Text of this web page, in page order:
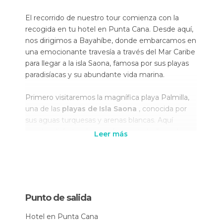
El recorrido de nuestro tour comienza con la
recogida en tu hotel en Punta Cana. Desde aquí,
nos dirigimos a Bayahíbe, donde embarcamos en
una emocionante travesía a través del Mar Caribe
para llegar a la isla Saona, famosa por sus playas
paradisíacas y su abundante vida marina.
Primero visitaremos la magnífica playa Palmilla,
una de las playas de Isla Saona , conocida por
sus aguas turquesas y arenas blancas. Aquí
puedes disfrutar de un refrescante baño en las
Saona mar Caribevisitando las exóticas playas
Leer más
Punto de salida
Hotel en Punta Cana